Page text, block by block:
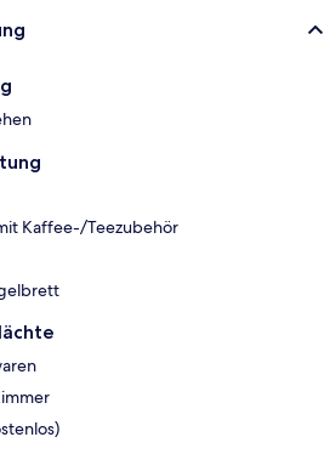
Kaffee-/Teezubehör